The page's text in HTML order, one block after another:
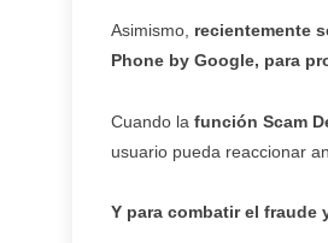
Asimismo, recientemente
Phone by Google, para
Cuando la función Scam
usuario pueda reaccionar
Y para combatir el